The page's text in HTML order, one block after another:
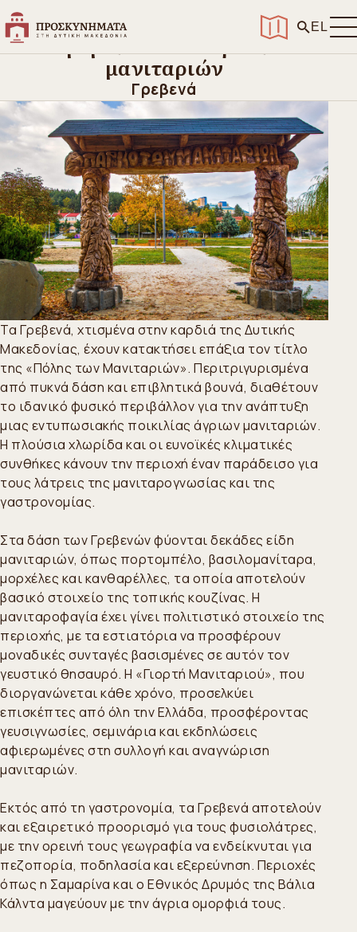
EL
Αρχική
Γρεβενά - Η πόλη των μανιταριών
Γρεβενά - Η πόλη των
μανιταριών
Γρεβενά
Τα Γρεβενά, χτισμένα στην καρδιά της Δυτικής
Μακεδονίας, έχουν κατακτήσει επάξια τον τίτλο
της «Πόλης των Μανιταριών». Περιτριγυρισμένα
από πυκνά δάση και επιβλητικά βουνά, διαθέτουν
το ιδανικό φυσικό περιβάλλον για την ανάπτυξη
μιας εντυπωσιακής ποικιλίας άγριων μανιταριών.
Η πλούσια χλωρίδα και οι ευνοϊκές κλιματικές
συνθήκες κάνουν την περιοχή έναν παράδεισο για
τους λάτρεις της μανιταρογνωσίας και της
γαστρονομίας.
Στα δάση των Γρεβενών φύονται δεκάδες είδη
μανιταριών, όπως πορτομπέλο, βασιλομανίταρα,
μορχέλες και κανθαρέλλες, τα οποία αποτελούν
βασικό στοιχείο της τοπικής κουζίνας. Η
μανιταροφαγία έχει γίνει πολιτιστικό στοιχείο της
περιοχής, με τα εστιατόρια να προσφέρουν
μοναδικές συνταγές βασισμένες σε αυτόν τον
γευστικό θησαυρό. Η «Γιορτή Μανιταριού», που
διοργανώνεται κάθε χρόνο, προσελκύει
επισκέπτες από όλη την Ελλάδα, προσφέροντας
γευσιγνωσίες, σεμινάρια και εκδηλώσεις
αφιερωμένες στη συλλογή και αναγνώριση
μανιταριών.
Εκτός από τη γαστρονομία, τα Γρεβενά αποτελούν
και εξαιρετικό προορισμό για τους φυσιολάτρες,
με την ορεινή τους γεωγραφία να ενδείκνυται για
πεζοπορία, ποδηλασία και εξερεύνηση. Περιοχές
όπως η Σαμαρίνα και ο Εθνικός Δρυμός της Βάλια
Κάλντα μαγεύουν με την άγρια ομορφιά τους.